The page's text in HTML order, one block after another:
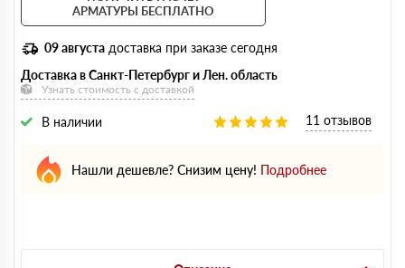
АРМАТУРЫ БЕСПЛАТНО
09 августа доставка при заказе сегодня
Доставка в Санкт-Петербург и Лен. область
Узнать стоимость с доставкой
В наличии 11 отзывов
Нашли дешевле? Снизим цену! Подробнее